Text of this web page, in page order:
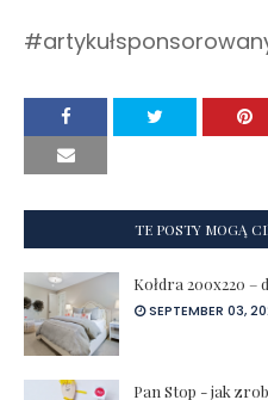
TE POSTY MOGĄ
Kołdra 200x220
SEPTEMBER 03,
Pan Stop - jak